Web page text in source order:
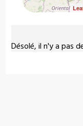
Désolé, il n'y a pas